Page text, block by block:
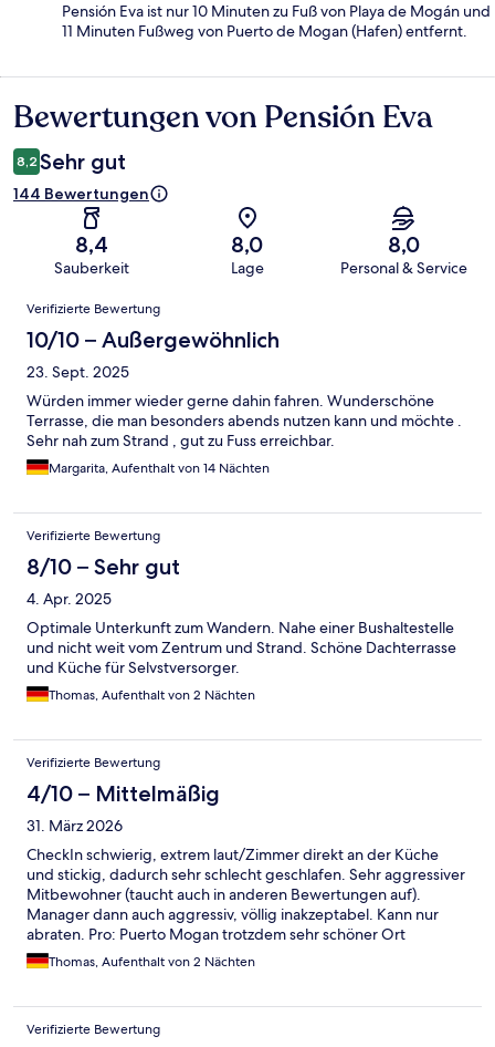
Pensión Eva ist nur 10 Minuten zu Fuß von Playa de Mogán und
11 Minuten Fußweg von Puerto de Mogan (Hafen) entfernt.
Bewertungen
Bewertungen von Pensión Eva
8,2 Sehr gut
144 Bewertungen
8,4
Sauberkeit
8,0
Lage
8,0
Personal & Service
Bewertungen
Verifizierte Bewertung
10/10 – Außergewöhnlich
23. Sept. 2025
Würden immer wieder gerne dahin fahren. Wunderschöne
Terrasse, die man besonders abends nutzen kann und möchte .
Sehr nah zum Strand , gut zu Fuss erreichbar.
Margarita, Aufenthalt von 14 Nächten
Verifizierte Bewertung
8/10 – Sehr gut
4. Apr. 2025
Optimale Unterkunft zum Wandern. Nahe einer Bushaltestelle
und nicht weit vom Zentrum und Strand. Schöne Dachterrasse
und Küche für Selvstversorger.
Thomas, Aufenthalt von 2 Nächten
Verifizierte Bewertung
4/10 – Mittelmäßig
31. März 2026
CheckIn schwierig, extrem laut/Zimmer direkt an der Küche
und stickig, dadurch sehr schlecht geschlafen. Sehr aggressiver
Mitbewohner (taucht auch in anderen Bewertungen auf).
Manager dann auch aggressiv, völlig inakzeptabel. Kann nur
abraten. Pro: Puerto Mogan trotzdem sehr schöner Ort
Thomas, Aufenthalt von 2 Nächten
Verifizierte Bewertung